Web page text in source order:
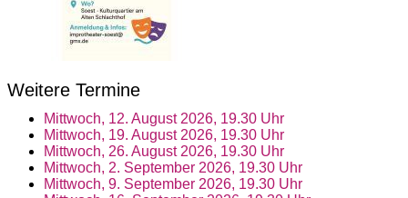
Weitere Termine
Mittwoch, 12. August 2026, 19.30 Uhr
Mittwoch, 19. August 2026, 19.30 Uhr
Mittwoch, 26. August 2026, 19.30 Uhr
Mittwoch, 2. September 2026, 19.30 Uhr
Mittwoch, 9. September 2026, 19.30 Uhr